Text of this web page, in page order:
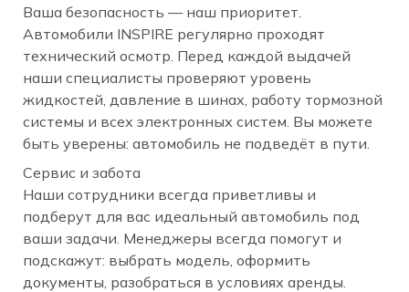
Ваша безопасность — наш приоритет.
Автомобили INSPIRE регулярно проходят
технический осмотр. Перед каждой выдачей
наши специалисты проверяют уровень
жидкостей, давление в шинах, работу тормозной
системы и всех электронных систем. Вы можете
быть уверены: автомобиль не подведёт в пути.
Сервис и забота
Наши сотрудники всегда приветливы и
подберут для вас идеальный автомобиль под
ваши задачи. Менеджеры всегда помогут и
подскажут: выбрать модель, оформить
документы, разобраться в условиях аренды.